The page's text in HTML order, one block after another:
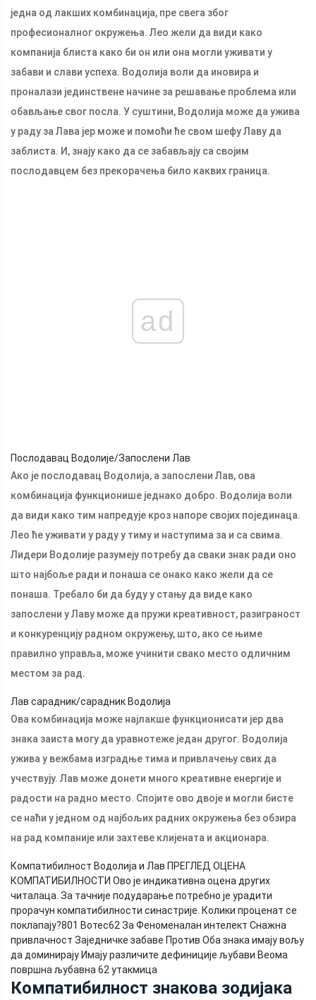
једна од лакших комбинација, пре свега због
професионалног окружења. Лео жели да види како
компанија блиста како би он или она могли уживати у
забави и слави успеха. Водолија воли да иновира и
проналази јединствене начине за решавање проблема или
обављање свог посла. У суштини, Водолија може да ужива
у раду за Лава јер може и помоћи ће свом шефу Лаву да
заблиста. И, знају како да се забављају са својим
послодавцем без прекорачења било каквих граница.
ad
Послодавац Водолије/Запослени Лав
Ако је послодавац Водолија, а запослени Лав, ова
комбинација функционише једнако добро. Водолија воли
да види како тим напредује кроз напоре својих појединаца.
Лео ће уживати у раду у тиму и наступима за и са свима.
Лидери Водолије разумеју потребу да сваки знак ради оно
што најбоље ради и понаша се онако како жели да се
понаша. Требало би да буду у стању да виде како
запослени у Лаву може да пружи креативност, разиграност
и конкуренцију радном окружењу, што, ако се њиме
правилно управља, може учинити свако место одличним
местом за рад.
Лав сарадник/сарадник Водолија
Ова комбинација може најлакше функционисати јер два
знака заиста могу да уравнотеже један другог. Водолија
ужива у вежбама изградње тима и привлачењу свих да
учествују. Лав може донети много креативне енергије и
радости на радно место. Спојите ово двоје и могли бисте
се наћи у једном од најбољих радних окружења без обзира
на рад компаније или захтеве клијената и акционара.
Компатибилност Водолија и Лав ПРЕГЛЕД ОЦЕНА
КОМПАТИБИЛНОСТИ Ово је индикативна оцена других
читалаца. За тачније подударање потребно је урадити
прорачун компатибилности синастрије. Колики проценат се
поклапају?801 Вотес62 За Феноменалан интелект Снажна
привлачност Заједничке забаве Против Оба знака имају вољу
да доминирају Имају различите дефиниције љубави Веома
површна љубавна 62 утакмица
Компатибилност знакова зодијака